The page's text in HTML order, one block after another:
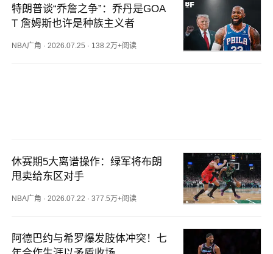
特朗普谈“乔詹之争”：乔丹是GOA
T 詹姆斯也许是种族主义者
NBA广角 ·2026.07.25 · 138.2万+阅读
休赛期5大离谱操作：绿军将布朗
甩卖给东区对手
NBA广角 ·2026.07.22 ·377.5万+阅读
阿德巴约与希罗爆发肢体冲突！七